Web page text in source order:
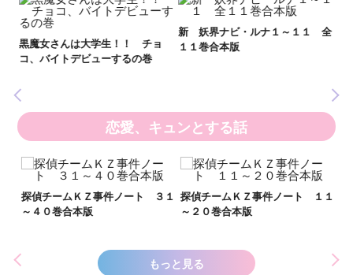
黒魔女さんは大学生！！ チョ
コ、バイトデビューするの巻
新 妖界ナビ・ルナ１～１１ 全
１１巻合本版
恋愛、キュンとする話
探偵チームＫＺ事件ノート ３１
～４０巻合本版
探偵チームＫＺ事件ノート １１
～２０巻合本版
もっと見る